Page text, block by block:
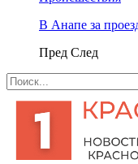
В Анапе за
Пред След